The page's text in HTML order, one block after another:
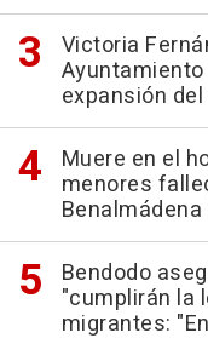
Victoria
expansión
Muere en el
menores
Bendodo
"cumplirán la
migrantes: